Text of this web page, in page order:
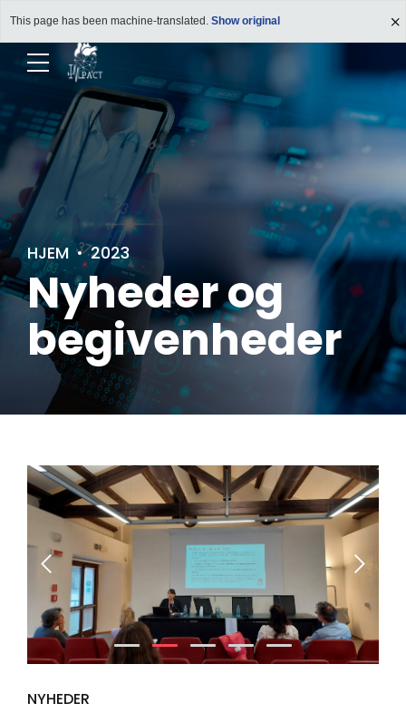
This page has been machine-translated. Show original
HJEM 2023
Nyheder og
begivenheder
NYHEDER